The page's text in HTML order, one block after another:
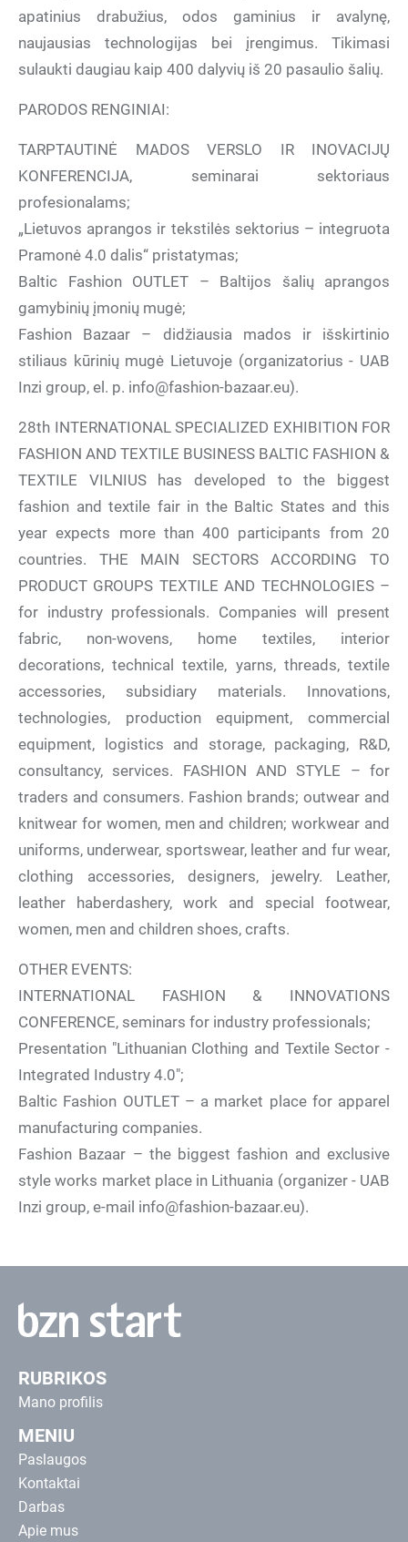
apatinius drabužius, odos gaminius ir avalynę,
naujausias technologijas bei įrengimus. Tikimasi
sulaukti daugiau kaip 400 dalyvių iš 20 pasaulio šalių.
PARODOS RENGINIAI:
TARPTAUTINĖ MADOS VERSLO IR INOVACIJŲ
KONFERENCIJA, seminarai sektoriaus
profesionalams;
„Lietuvos aprangos ir tekstilės sektorius – integruota
Pramonė 4.0 dalis“ pristatymas;
Baltic Fashion OUTLET – Baltijos šalių aprangos
gamybinių įmonių mugė;
Fashion Bazaar – didžiausia mados ir išskirtinio
stiliaus kūrinių mugė Lietuvoje (organizatorius - UAB
Inzi group, el. p. info@fashion-bazaar.eu).
28th INTERNATIONAL SPECIALIZED EXHIBITION FOR
FASHION AND TEXTILE BUSINESS BALTIC FASHION &
TEXTILE VILNIUS has developed to the biggest
fashion and textile fair in the Baltic States and this
year expects more than 400 participants from 20
countries. THE MAIN SECTORS ACCORDING TO
PRODUCT GROUPS TEXTILE AND TECHNOLOGIES –
for industry professionals. Companies will present
fabric, non-wovens, home textiles, interior
decorations, technical textile, yarns, threads, textile
accessories, subsidiary materials. Innovations,
technologies, production equipment, commercial
equipment, logistics and storage, packaging, R&D,
consultancy, services. FASHION AND STYLE – for
traders and consumers. Fashion brands; outwear and
knitwear for women, men and children; workwear and
uniforms, underwear, sportswear, leather and fur wear,
clothing accessories, designers, jewelry. Leather,
leather haberdashery, work and special footwear,
women, men and children shoes, crafts.
OTHER EVENTS:
INTERNATIONAL FASHION & INNOVATIONS
CONFERENCE, seminars for industry professionals;
Presentation "Lithuanian Clothing and Textile Sector -
Integrated Industry 4.0";
Baltic Fashion OUTLET – a market place for apparel
manufacturing companies.
Fashion Bazaar – the biggest fashion and exclusive
style works market place in Lithuania (organizer - UAB
Inzi group, e-mail info@fashion-bazaar.eu).
RUBRIKOS
Mano profilis
MENIU
Paslaugos
Kontaktai
Darbas
Apie mus